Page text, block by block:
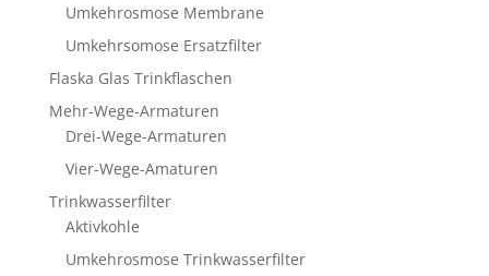
Umkehrosmose Membrane
Umkehrsomose Ersatzfilter
Flaska Glas Trinkflaschen
Mehr-Wege-Armaturen
Drei-Wege-Armaturen
Vier-Wege-Amaturen
Trinkwasserfilter
Aktivkohle
Umkehrosmose Trinkwasserfilter